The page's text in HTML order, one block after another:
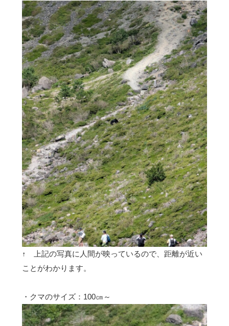
↑ 上記の写真に人間が映っているので、距離が近い
ことがわかります。
・クマのサイズ：100㎝～